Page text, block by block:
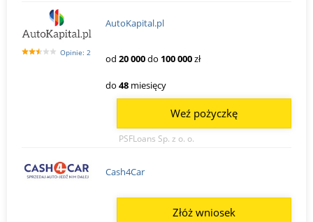
Opinie: 2
AutoKapital.pl
od 20 000do 100 000zł
do 48 miesięcy
PSFLoans Sp. z o. o.
Weź pożyczkę
Cash4Car
Złóż wniosek